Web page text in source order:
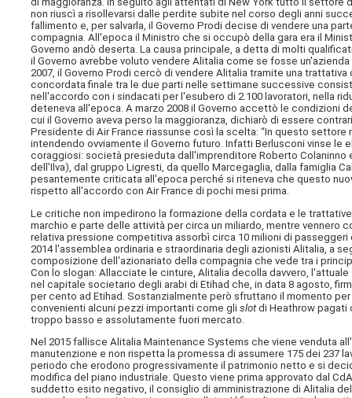
non riuscì a risollevarsi dalle perdite subite nel corso degli anni
fallimento e, per salvarla, il Governo Prodi decise di vendere una
compagnia. All'epoca il Ministro che si occupò della gara era il
Governo andò deserta. La causa principale, a detta di molti
il Governo avrebbe voluto vendere Alitalia come se fosse
2007, il Governo Prodi cercò di vendere Alitalia tramite una
concordata finale tra le due parti nelle settimane successive
nell'accordo con i sindacati per l'esubero di 2.100 lavoratori, nella
deteneva all'epoca. A marzo 2008 il Governo accettò le condizioni
cui il Governo aveva perso la maggioranza, dichiarò di essere
Presidente di Air France riassunse così la scelta: “In questo
intendendo ovviamente il Governo futuro. Infatti Berlusconi vinse
coraggiosi: società presieduta dall'imprenditore Roberto
dell'Ilva), dal gruppo Ligresti, da quello Marcegaglia, dalla famiglia
pesantemente criticata all'epoca perché si riteneva che questo
rispetto all'accordo con Air France di pochi mesi prima.
Le critiche non impedirono la formazione della cordata e le
marchio e parte delle attività per circa un miliardo, mentre vennero
relativa pressione competitiva assorbì circa 10 milioni di
2014 l'assemblea ordinaria e straordinaria degli azionisti Alitalia, a
composizione dell'azionariato della compagnia che vede tra i
Con lo slogan: Allacciate le cinture, Alitalia decolla davvero,
nel capitale societario degli arabi di Etihad che, in data 8 agosto,
per cento ad Etihad. Sostanzialmente però sfruttano il momento
convenienti alcuni pezzi importanti come glislotdi Heathrow pagati
troppo basso e assolutamente fuori mercato.
Nel 2015 fallisce Alitalia Maintenance Systems che viene venduta
manutenzione e non rispetta la promessa di assumere 175 dei 237
periodo che erodono progressivamente il patrimonio netto e si
modifica del piano industriale. Questo viene prima approvato dal
suddetto esito negativo, il consiglio di amministrazione di Alitalia